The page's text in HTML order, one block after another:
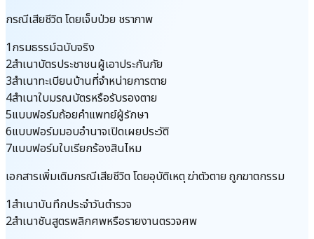
กรณีเสียชีวิต โดยเจ็บป่วย ชราภาพ
1กรมธรรม์ฉบับจริง
2สำเนาบัตรประชาชนผู้เอาประกันภัย
3สำเนาทะเบียนบ้านที่จำหน่ายการตาย
4สำเนาใบมรณบัตรหรือรับรองตาย
5แบบฟอร์มถ้อยคำแพทย์ผู้รักษา
6แบบฟอร์มมอบอำนาจเปิดเผยประวัติ
7แบบฟอร์มใบเรียกร้องสินไหม
เอกสารเพิ่มเติมกรณีเสียชีวิต โดยอุบัติเหตุ ฆ่าตัวตาย ถูกฆาตกรรม
1สำเนาบันทึกประจำวันตำรวจ
2สำเนาชันสูตรพลิกศพหรือรายงานตรวจศพ